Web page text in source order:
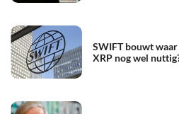
SWIFT bouwt
XRP nog wel